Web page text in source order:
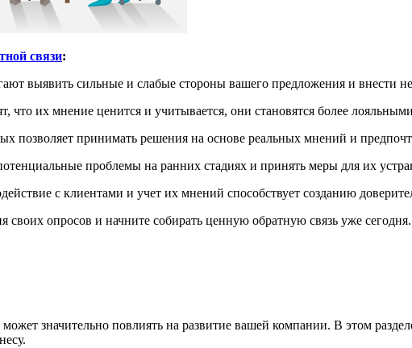
связи:
выявить сильные и слабые стороны вашего предложения и внести
что их мнение ценится и учитывается, они становятся более
позволяет принимать решения на основе реальных мнений и
проблемы на ранних стадиях и принять меры для их
с клиентами и учет их мнений способствует созданию
своих опросов и начните собирать ценную обратную связь уже
значительно повлиять на развитие вашей компании. В этом